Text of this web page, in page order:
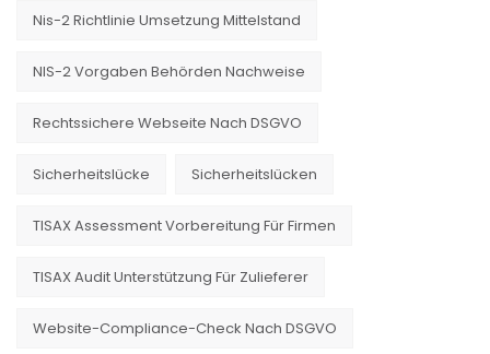
Nis-2 Richtlinie Umsetzung Mittelstand
NIS-2 Vorgaben Behörden Nachweise
Rechtssichere Webseite Nach DSGVO
Sicherheitslücke Sicherheitslücken
TISAX Assessment Vorbereitung Für Firmen
TISAX Audit Unterstützung Für Zulieferer
Website-Compliance-Check Nach DSGVO